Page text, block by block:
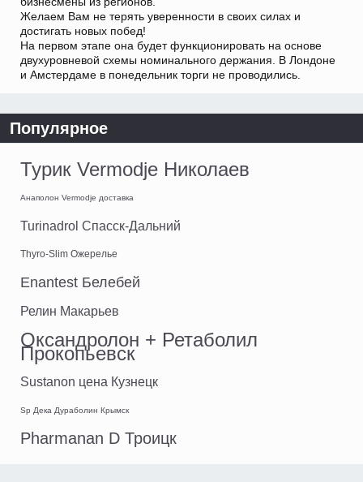
Желаем Вам не терять уверенности в своих силах и
достигать новых побед!
На первом этапе она будет функционировать на основе
двухуровневой схемы номинального держания. В Лондоне
и Амстердаме в понедельник торги не проводились.
Популярное
Турик Vermodje Николаев
Анаполон Vermodje доставка
Turinadrol Спасск-Дальний
Thyro-Slim Ожерелье
Enantest Белебей
Релин Макарьев
Оксандролон + Ретаболил
Прокопьевск
Sustanon цена Кузнецк
Sp Дека Дураболин Крымск
Pharmanan D Троицк